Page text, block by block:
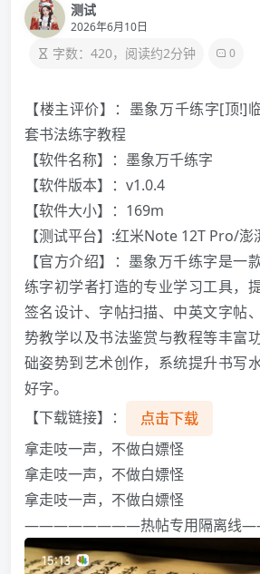
测试
2026年6月10日
字数：420，阅读约2分钟 0
【楼主评价】：墨象万千练字[顶!]
套书法练字教程
【软件名称】：墨象万千练字
【软件版本】：v1.0.4
【软件大小】：169m
【测试平台】:红米Note 12T Pro/
【官方介绍】：墨象万千练字是一
练字初学者打造的专业学习工具，
签名设计、字帖扫描、中英文字帖
势教学以及书法鉴赏与教程等丰富
础姿势到艺术创作，系统提升书写
好字。
【下载链接】：
点击下载
拿走吱一声，不做白嫖怪️️️
拿走吱一声，不做白嫖怪️️️
拿走吱一声，不做白嫖怪️️️
————————热帖专用隔离